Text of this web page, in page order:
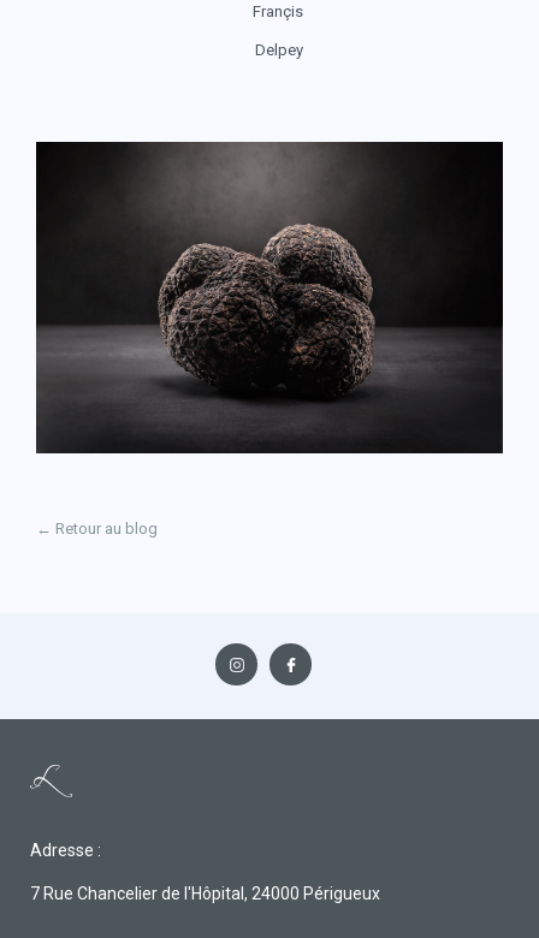
Françis
Delpey
← Retour au blog
Adresse :
7 Rue Chancelier de l'Hôpital, 24000 Périgueux